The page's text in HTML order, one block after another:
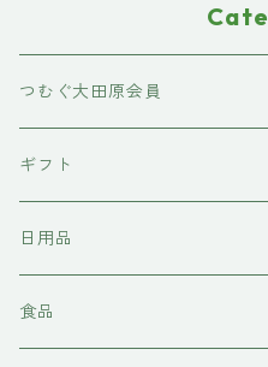
つむぐ大田原会員
東京石材
岩上商店
稲見商店
ギフト
日用品
洗剤
食品